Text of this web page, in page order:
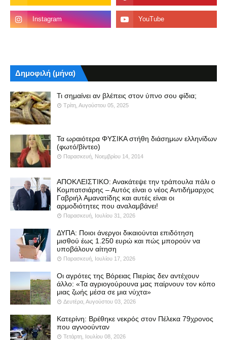
Δημοφιλή (μήνα)
Τι σημαίνει αν βλέπεις στον ύπνο σου φίδια;
Τρίτη, Αυγούστου 05, 2025
Τα ωραιότερα ΦΥΣΙΚΑ στήθη διάσημων ελληνίδων
(φωτό/βίντεο)
Παρασκευή, Νοεμβρίου 14, 2014
ΑΠΟΚΛΕΙΣΤΙΚΟ: Ανακάτεψε την τράπουλα πάλι ο
Κομπατσιάρης – Αυτός είναι ο νέος Αντιδήμαρχος
Γαβριήλ Αμανατίδης και αυτές είναι οι
αρμοδιότητες που αναλαμβάνει!
Παρασκευή, Ιουλίου 31, 2026
ΔΥΠΑ: Ποιοι άνεργοι δικαιούνται επιδότηση
μισθού έως 1.250 ευρώ και πώς μπορούν να
υποβάλουν αίτηση
Παρασκευή, Ιουλίου 17, 2026
Οι αγρότες της Βόρειας Πιερίας δεν αντέχουν
άλλο: «Τα αγριογούρουνα μας παίρνουν τον κόπο
μιας ζωής μέσα σε μια νύχτα»
Δευτέρα, Αυγούστου 03, 2026
Κατερίνη: Βρέθηκε νεκρός στον Πέλεκα 79χρονος
που αγνοούνταν
Τετάρτη, Ιουλίου 08, 2026